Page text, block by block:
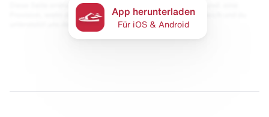
Diese Seite enthält Links zu unseren Partnern. Wir erhalten evtl. eine
Provision, wenn du etwas kaufst. Für dich bleibt der Preis gleich und du
unterstützt uns damit.
App herunterladen
Für iOS & Android